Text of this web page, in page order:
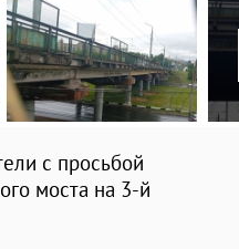
с просьбой
моста на 3-й